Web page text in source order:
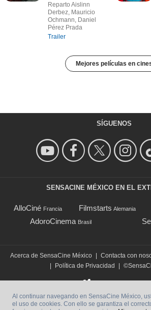
Reparto Aislinn
Derbez, Mauricio
Ochmann, Daniel
Pérez Prada
Trailer
Mejores películas en
SÍGUENOS
SENSACINE MÉXICO EN EL
AlloCiné Francia Filmstarts Alemania
AdoroCinema Brasil
Acerca de SensaCine México | Contacta con
|
Política de Privacidad |
Al continuar navegando en SensaCine México,
el uso de cookies. Con ello se garantiza el